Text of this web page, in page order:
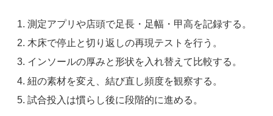
測定アプリや店頭で足長・足幅・甲高を記録する。
木床で停止と切り返しの再現テストを行う。
インソールの厚みと形状を入れ替えて比較する。
紐の素材を変え、結び直し頻度を観察する。
試合投入は慣らし後に段階的に進める。